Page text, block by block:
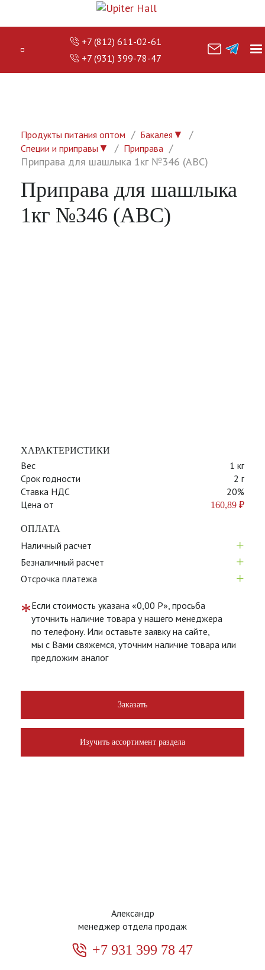
+7 (812) 611-02-61
+7 (931) 399-78-47
Продукты питания оптом Бакалея ▼
Специи и приправы ▼ Приправа
Приправа для шашлыка 1кг №346 (АВС)
Приправа для шашлыка
1кг №346 (АВС)
ХАРАКТЕРИСТИКИ
Вес
1 кг
Срок годности
2 г
Ставка НДС
20%
Цена от
160,89 ₽
ОПЛАТА
Наличный расчет +
Безналичный расчет +
Отсрочка платежа +
*Если стоимость указана «0,00 Р», просьба
уточнить наличие товара у нашего менеджера
по телефону. Или оставьте заявку на сайте,
мы с Вами свяжемся, уточним наличие товара или
предложим аналог
Заказать
Изучить ассортимент раздела
Александр
менеджер отдела продаж
+7 931 399 78 47